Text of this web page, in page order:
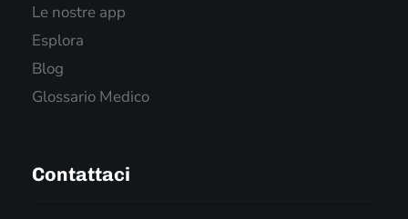
Le nostre app
Esplora
Blog
Glossario Medico
Contattaci